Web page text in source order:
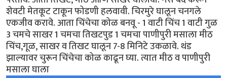
शेवटी मेतकूट टाकून फोडणी हलवावी. चिरमुरे घालून चनगले
एकजीव करावे. आता चिंचेचा कोळ बनवू - 1 वाटी चिंच 1 वाटी गुळ
3 चमचे साखर 1 चमचा तिखटपुड 1 चमचा पाणीपुरी मसाला मीठ
चिंच,गूळ, साखर व तिखट घालून 7-8 मिनिटे उकळावे. थंड
झाल्यावर चुरून चिंचेचा कोळ काढून घ्या. त्यात मीठ व पाणीपुरी
मसाला घाला